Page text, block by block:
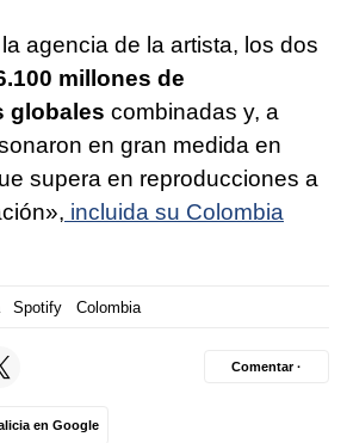
agencia de la artista, los dos
millones de
globales combinadas y, a
en gran medida en
supera en reproducciones a
incluida su Colombia
Spotify Colombia
en Google
Comentar ·